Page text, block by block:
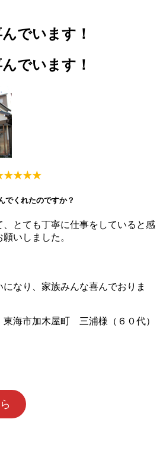
でいます！
でいます！
★★★★★
でくれたのですか？
、とても丁寧に仕事をしていると感
いしました。
なり、家族みんな喜んでおりま
東海市加木屋町 三浦様（６０代）